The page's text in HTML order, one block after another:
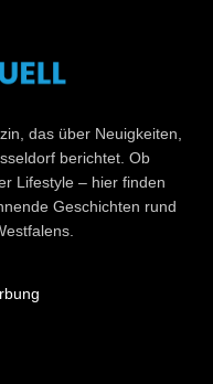
das über Neuigkeiten,
berichtet. Ob
Lifestyle – hier finden
Geschichten rund